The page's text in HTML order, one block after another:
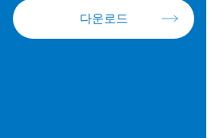
다운로드